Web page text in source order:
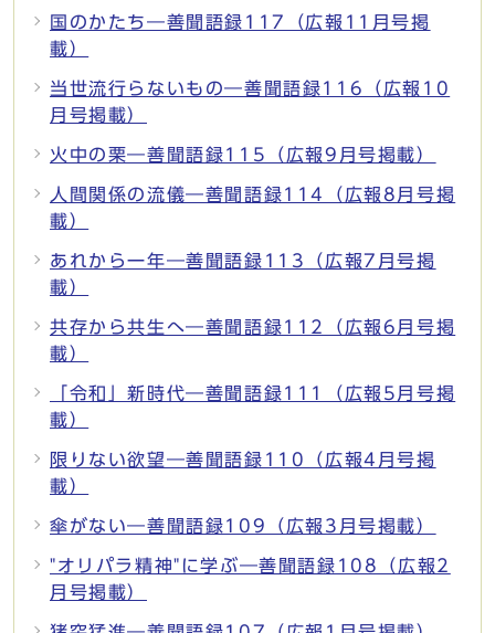
国のかたち―善聞語録117（広報11月号掲
載）
当世流行らないもの―善聞語録116（広報10
月号掲載）
火中の栗―善聞語録115（広報9月号掲載）
人間関係の流儀―善聞語録114（広報8月号掲
載）
あれから一年―善聞語録113（広報7月号掲
載）
共存から共生へ―善聞語録112（広報6月号掲
載）
「令和」新時代―善聞語録111（広報5月号掲
載）
限りない欲望―善聞語録110（広報4月号掲
載）
傘がない―善聞語録109（広報3月号掲載）
"オリパラ精神"に学ぶ―善聞語録108（広報2
月号掲載）